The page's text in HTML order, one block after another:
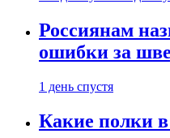
Россиянам
ошибки за
1 день спустя
Какие полки в